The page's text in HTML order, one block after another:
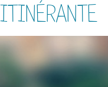
ITINÉRANTE